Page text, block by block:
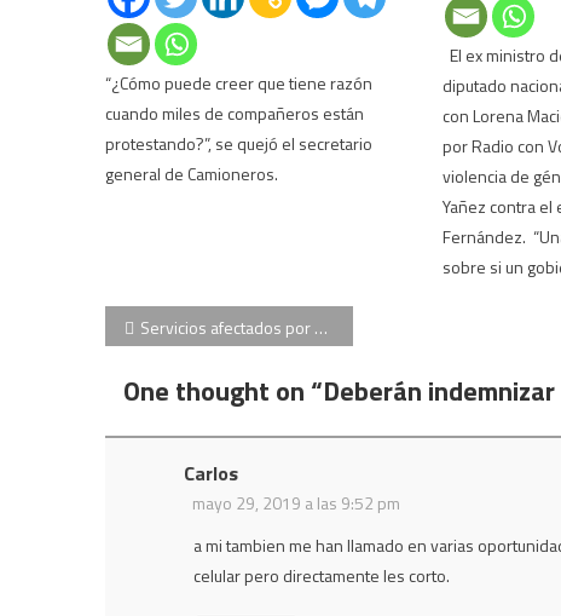
“¿Cómo puede creer que tiene razón
cuando miles de compañeros están
protestando?”, se quejó el secretario
general de Camioneros.
El ex ministro
diputado
con Lorena
por Radio con
violencia de
Yañez contra
Fernández.
sobre si un
Navegación
de
entradas
Servicios afectados por el paro nacional
One thought on “Deberán
Carlos
mayo 29, 2019 a las 9:52 pm
a mi tambien me han llamado en varias
celular pero directamente les corto.